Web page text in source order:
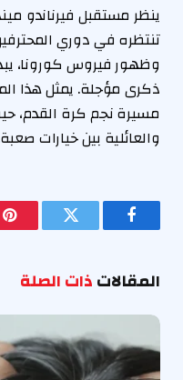
ينظر مستقبل فيرناندو
تنتظره في دوري
وظهور فيروس كورونا،
ذكرى مؤجلة. يمثل هذا
مسيرة نجم كرة القدم،
والعائلية بين خيارات
فيسبوك تويتر
المقالاتذات الصلة